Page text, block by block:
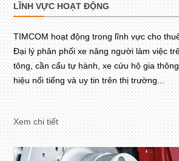
LĨNH VỰC HOẠT ĐỘNG
TIMCOM hoạt động trong lĩnh vực cho
Đại lý phân phối xe nâng người làm việc
tông, cần cẩu tự hành, xe cứu hộ gia
hiệu nổi tiếng và uy tin trên thị trường...
Xem chi tiết